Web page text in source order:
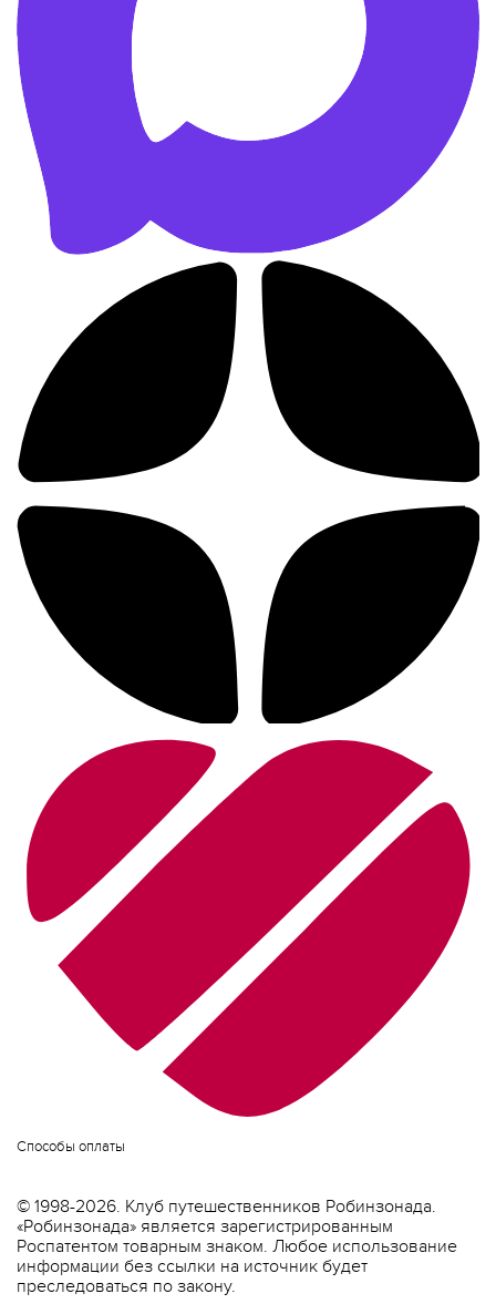
Способы оплаты
© 1998-2026. Клуб путешественников Робинзонада.
«Робинзонада» является зарегистрированным
Роспатентом товарным знаком. Любое использование
информации без ссылки на источник будет
преследоваться по закону.